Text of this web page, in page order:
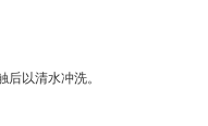
以清水冲洗。